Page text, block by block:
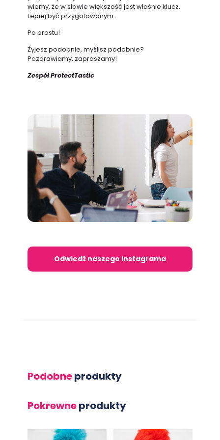
wiemy, że w słowie większość jest właśnie klucz.
Lepiej być przygotowanym.
Po prostu!
Żyjesz podobnie, myślisz podobnie?
Pozdrawiamy, zapraszamy!
Zespół ProtectTastic
Odwiedź naszego Instagrama
Podobneprodukty
Pokrewneprodukty